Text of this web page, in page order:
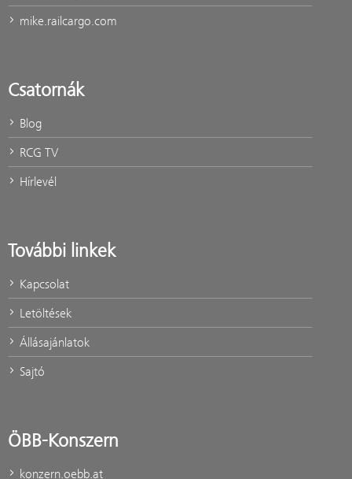
mike.railcargo.com
Csatornák
Blog
RCG TV
Hírlevél
További linkek
Kapcsolat
Letöltések
Állásajánlatok
Sajtó
ÖBB-Konszern
konzern.oebb.at